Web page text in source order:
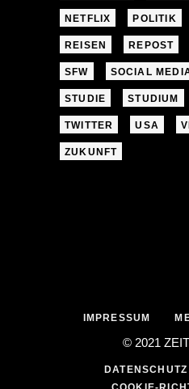
NETFLIX POLITIK
REISEN REPOST
SFW SOCIAL
STUDIE STUDIUM
TWITTER USA
ZUKUNFT
IMPRESSUM
© 2021 ZEIT
DATENSCHUTZ